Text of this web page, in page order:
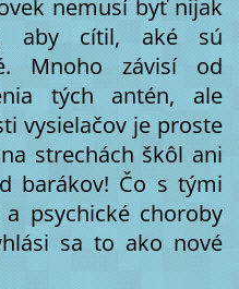
nemusí byť nijak
aby cítil, aké sú
Mnoho závisí od
tých antén, ale
vysielačov je proste
strechách škôl ani
barákov! Čo s tými
psychické choroby
sa to ako nové